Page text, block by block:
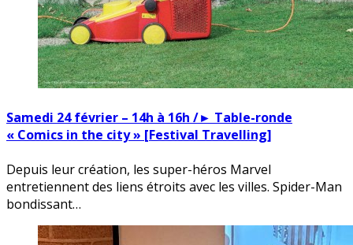
Samedi 24 février – 14h à 16h /► Table-ronde
« Comics in the city » [Festival Travelling]
Depuis leur création, les super-héros Marvel
entretiennent des liens étroits avec les villes. Spider-Man
bondissant…